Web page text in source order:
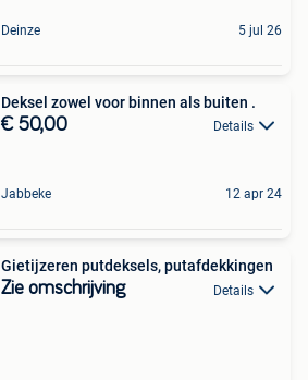
Deinze 5 jul 26
Deksel zowel voor binnen als buiten .
€ 50,00 Details
Jabbeke 12 apr 24
Gietijzeren putdeksels, putafdekkingen
Zie omschrijving Details